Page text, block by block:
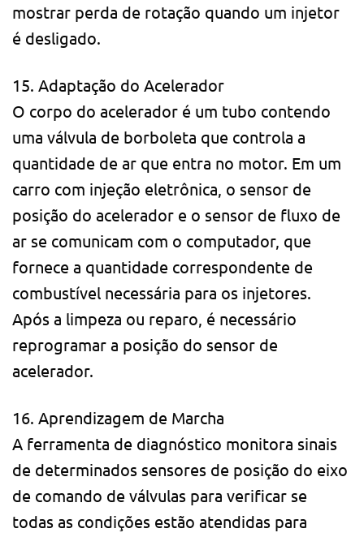
mostrar perda de rotação quando um injetor
é desligado.
15. Adaptação do Acelerador
O corpo do acelerador é um tubo contendo
uma válvula de borboleta que controla a
quantidade de ar que entra no motor. Em um
carro com injeção eletrônica, o sensor de
posição do acelerador e o sensor de fluxo de
ar se comunicam com o computador, que
fornece a quantidade correspondente de
combustível necessária para os injetores.
Após a limpeza ou reparo, é necessário
reprogramar a posição do sensor de
acelerador.
16. Aprendizagem de Marcha
A ferramenta de diagnóstico monitora sinais
de determinados sensores de posição do eixo
de comando de válvulas para verificar se
todas as condições estão atendidas para